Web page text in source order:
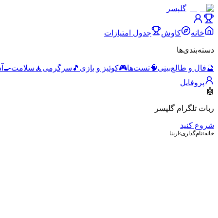
گلپسر
خانه کاوش جدول امتیازات
دسته‌بندی‌ها
🔮فال و طالع‌بینی🧠تست‌ها🎮کوئیز و بازی 🎵 سرگرمی 🧘 سلامت🍳
پروفایل
🤖
ربات تلگرام گلپسر
شروع کنید
خانه›نام‌گذاری› ارینا